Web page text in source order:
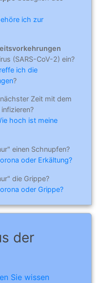
ich zur
(SARS-CoV-2) ein?
ich die
?
Zeit mit dem
hoch ist meine
einen Schnupfen?
oder Erkältung?
die Grippe?
oder Grippe?
der
Sie wissen